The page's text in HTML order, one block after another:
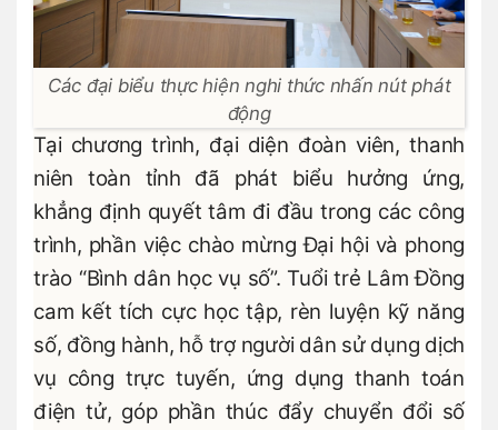
Các đại biểu thực hiện nghi thức nhấn nút phát
động
Tại chương trình, đại diện đoàn viên, thanh
niên toàn tỉnh đã phát biểu hưởng ứng,
khẳng định quyết tâm đi đầu trong các công
trình, phần việc chào mừng Đại hội và phong
trào “Bình dân học vụ số”. Tuổi trẻ Lâm Đồng
cam kết tích cực học tập, rèn luyện kỹ năng
số, đồng hành, hỗ trợ người dân sử dụng dịch
vụ công trực tuyến, ứng dụng thanh toán
điện tử, góp phần thúc đẩy chuyển đổi số